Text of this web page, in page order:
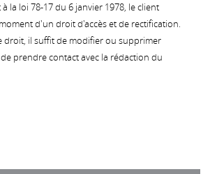
la loi 78-17 du 6 janvier 1978, le client
d'un droit d'accès et de rectification.
droit, il suffit de modifier ou supprimer
prendre contact avec la rédaction du